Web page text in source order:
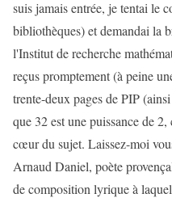
suis jamais entrée, je tentai le
bibliothèques) et demandai la
l'Institut de recherche
reçus promptement (à peine
trente-deux pages de PIP
que 32 est une puissance de
cœur du sujet. Laissez-moi
Arnaud Daniel, poète
de composition lyrique à